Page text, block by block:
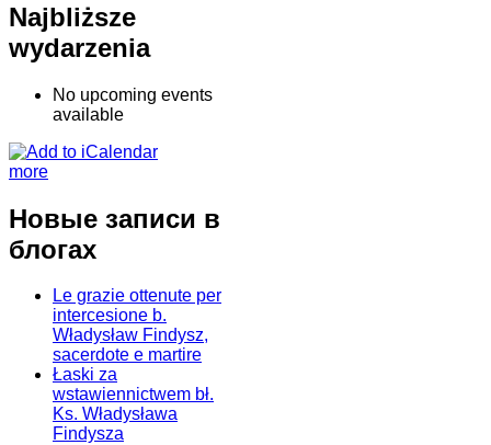
Najbliższe
wydarzenia
No upcoming events
available
more
Новые записи в
блогах
Le grazie ottenute per
intercesione b.
Władysław Findysz,
sacerdote e martire
Łaski za
wstawiennictwem bł.
Ks. Władysława
Findysza